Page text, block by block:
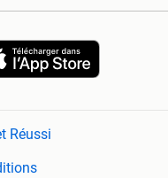
Réussi